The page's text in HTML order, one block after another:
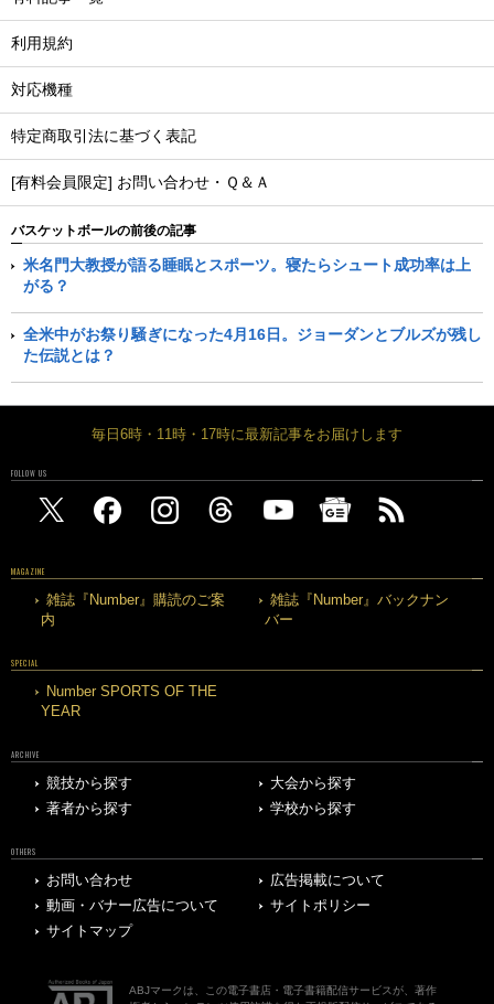
利用規約
対応機種
特定商取引法に基づく表記
[有料会員限定] お問い合わせ・Ｑ＆Ａ
バスケットボールの前後の記事
米名門大教授が語る睡眠とスポーツ。寝たらシュート成功率は上
がる？
全米中がお祭り騒ぎになった4月16日。ジョーダンとブルズが残し
た伝説とは？
毎日6時・11時・17時に最新記事をお届けします
FOLLOW US
MAGAZINE
雑誌『Number』購読のご案
内
雑誌『Number』バックナン
バー
SPECIAL
Number SPORTS OF THE
YEAR
ARCHIVE
競技から探す
大会から探す
著者から探す
学校から探す
OTHERS
お問い合わせ
広告掲載について
動画・バナー広告について
サイトポリシー
サイトマップ
ABJマークは、この電子書店・電子書籍配信サービスが、著作